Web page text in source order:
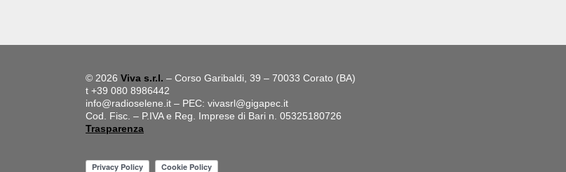
© 2026 Viva s.r.l. – Corso Garibaldi, 39 – 70033 Corato (BA)
t +39 080 8986442
info@radioselene.it – PEC: vivasrl@gigapec.it
Cod. Fisc. – P.IVA e Reg. Imprese di Bari n. 05325180726
Trasparenza